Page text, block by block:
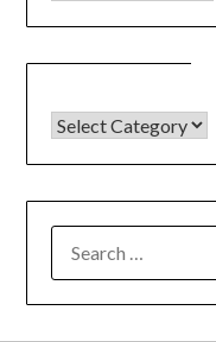
KATEGORI
FOR: